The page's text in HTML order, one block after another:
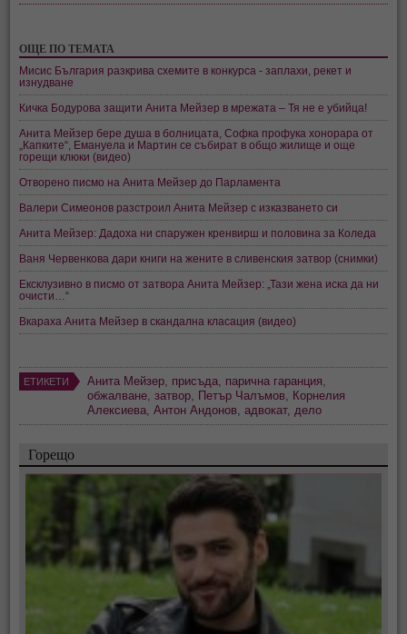
ОЩЕ ПО ТЕМАТА
Мисис България разкрива схемите в конкурса - заплахи, рекет и
изнудване
Кичка Бодурова защити Анита Мейзер в мрежата – Тя не е убийца!
Анита Мейзер бере душа в болницата, Софка профука хонорара от
„Капките“, Емануела и Мартин се събират в общо жилище и още
горещи клюки (видео)
Отворено писмо на Анита Мейзер до Парламента
Валери Симеонов разстроил Анита Мейзер с изказването си
Анита Мейзер: Дадоха ни спаружен кренвирш и половина за Коледа
Ваня Червенкова дари книги на жените в сливенския затвор (снимки)
Ексклузивно в писмо от затвора Анита Мейзер: „Тази жена иска да ни
очисти…“
Вкараха Анита Мейзер в скандална класация (видео)
ЕТИКЕТИ Анита Мейзер присъда парична гаранция
обжалване ,затвор Петър Чалъмов
Корнелия
Алексиева ,Антон Андонов ,адвокат, дело
Горещо